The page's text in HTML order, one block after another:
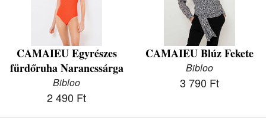
CAMAIEU Egyrészes
fürdőruha Narancssárga
Bibloo
2 490 Ft
CAMAIEU Blúz Fekete
Bibloo
3 790 Ft